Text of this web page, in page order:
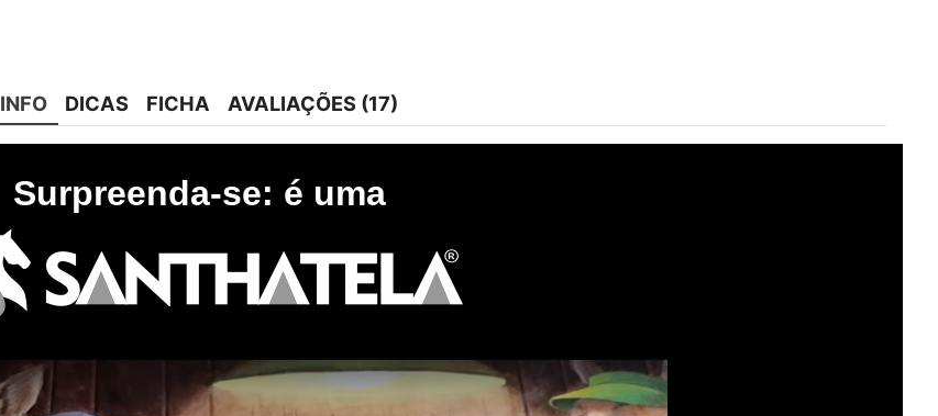
INFO DICAS FICHA AVALIAÇÕES (17)
Surpreenda-se: é uma